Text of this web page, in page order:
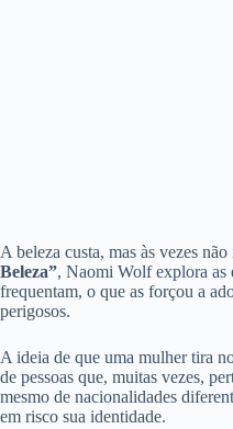
A beleza custa, mas às vezes
Beleza”, Naomi Wolf explora as
frequentam, o que as forçou a
perigosos.
A ideia de que uma mulher tira
de pessoas que, muitas vezes,
mesmo de nacionalidades
em risco sua identidade.